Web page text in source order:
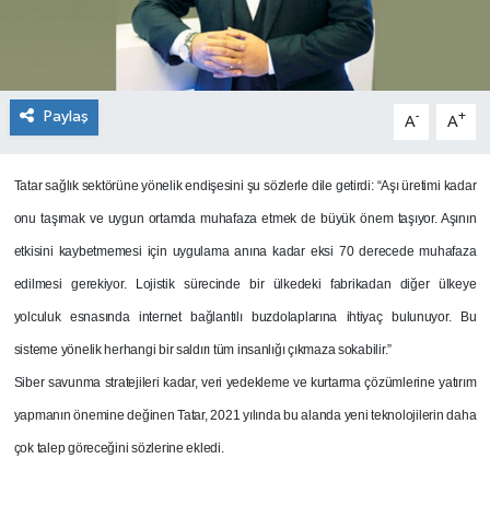
Paylaş A- A+
Tatar sağlık sektörüne yönelik endişesini şu sözlerle dile getirdi: “Aşı üretimi kadar
onu taşımak ve uygun ortamda muhafaza etmek de büyük önem taşıyor. Aşının
etkisini kaybetmemesi için uygulama anına kadar eksi 70 derecede muhafaza
edilmesi gerekiyor. Lojistik sürecinde bir ülkedeki fabrikadan diğer ülkeye
yolculuk esnasında internet bağlantılı buzdolaplarına ihtiyaç bulunuyor. Bu
sisteme yönelik herhangi bir saldırı tüm insanlığı çıkmaza sokabilir.”
Siber savunma stratejileri kadar, veri yedekleme ve kurtarma çözümlerine yatırım
yapmanın önemine değinen Tatar, 2021 yılında bu alanda yeni teknolojilerin daha
çok talep göreceğini sözlerine ekledi.
YAŞAM